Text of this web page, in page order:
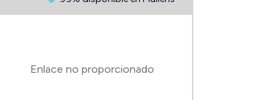
Enlace no proporcionado